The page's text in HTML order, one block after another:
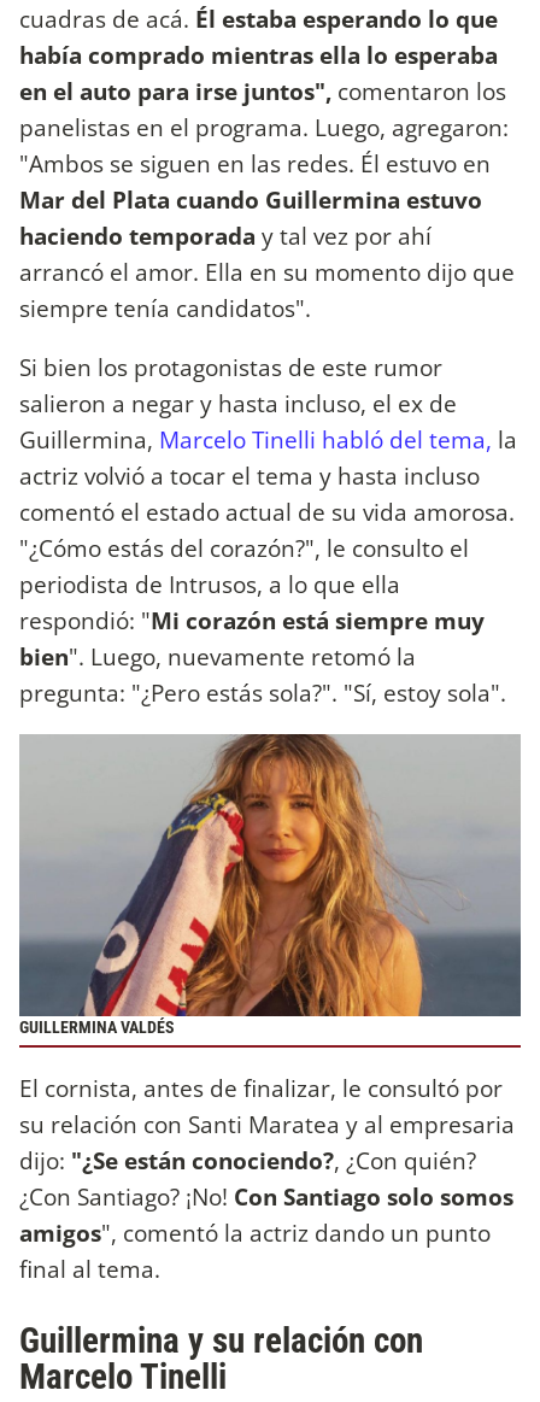
cuadras de acá. Él estaba esperando lo que
había comprado mientras ella lo esperaba
en el auto para irse juntos", comentaron los
panelistas en el programa. Luego, agregaron:
"Ambos se siguen en las redes. Él estuvo en
Mar del Plata cuando Guillermina estuvo
haciendo temporada y tal vez por ahí
arrancó el amor. Ella en su momento dijo que
siempre tenía candidatos".
Si bien los protagonistas de este rumor
salieron a negar y hasta incluso, el ex de
Guillermina, Marcelo Tinelli habló del tema, la
actriz volvió a tocar el tema y hasta incluso
comentó el estado actual de su vida amorosa.
"¿Cómo estás del corazón?", le consulto el
periodista de Intrusos, a lo que ella
respondió: "Mi corazón está siempre muy
bien". Luego, nuevamente retomó la
pregunta: "¿Pero estás sola?". "Sí, estoy sola".
GUILLERMINA VALDÉS
El cornista, antes de finalizar, le consultó por
su relación con Santi Maratea y al empresaria
dijo: "¿Se están conociendo?, ¿Con quién?
¿Con Santiago? ¡No! Con Santiago solo somos
amigos", comentó la actriz dando un punto
final al tema.
Guillermina y su relación con
Marcelo Tinelli